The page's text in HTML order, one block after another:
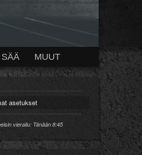
SÄÄ MUUT
asetukset
vierailu: Tänään 8:45